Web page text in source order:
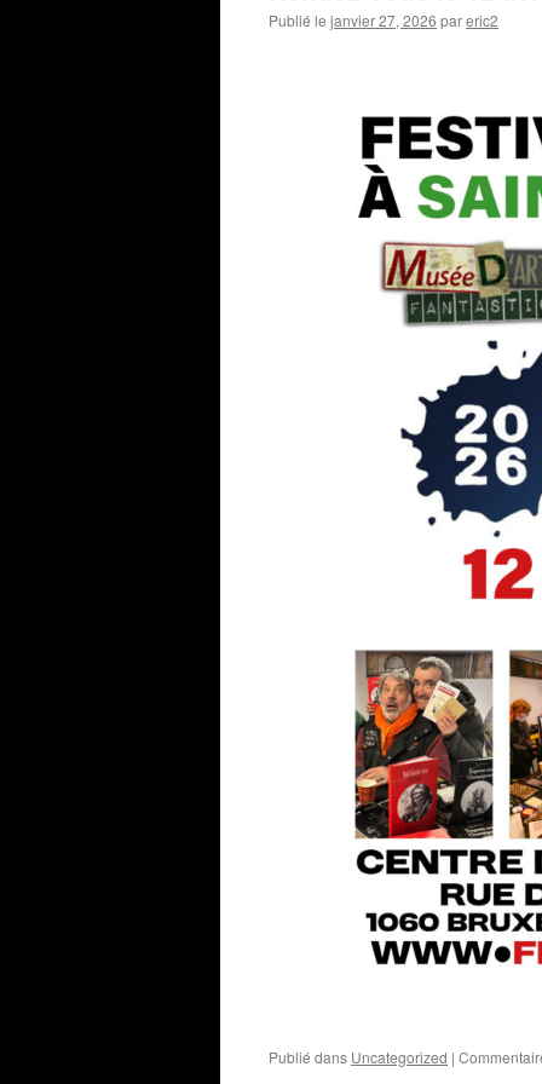
Publié le janvier 27, 2026 pareric2
Publié dans Uncategorized |